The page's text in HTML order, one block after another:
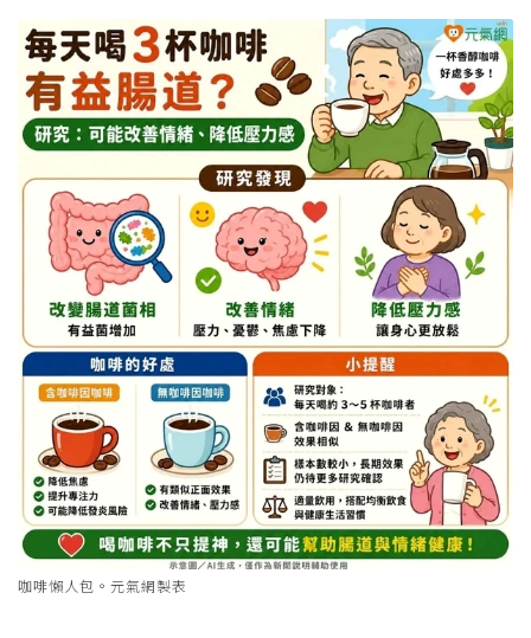
咖啡懶人包。元氣網製表